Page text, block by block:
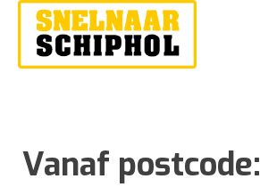
Vanaf postcode: